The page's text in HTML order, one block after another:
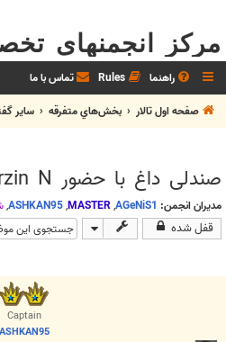
مرکز انجمنهای
راهنما Rules تماس با ما
صفحه اول تالار
بخش‌‌هاي متفرقه ساير
صندلی داغ با حضور Farzin N
مدیران انجمن: AGeNiS1
,
MASTER
,
ASHKAN95
,
قفل شده
Captain
ASHKAN95